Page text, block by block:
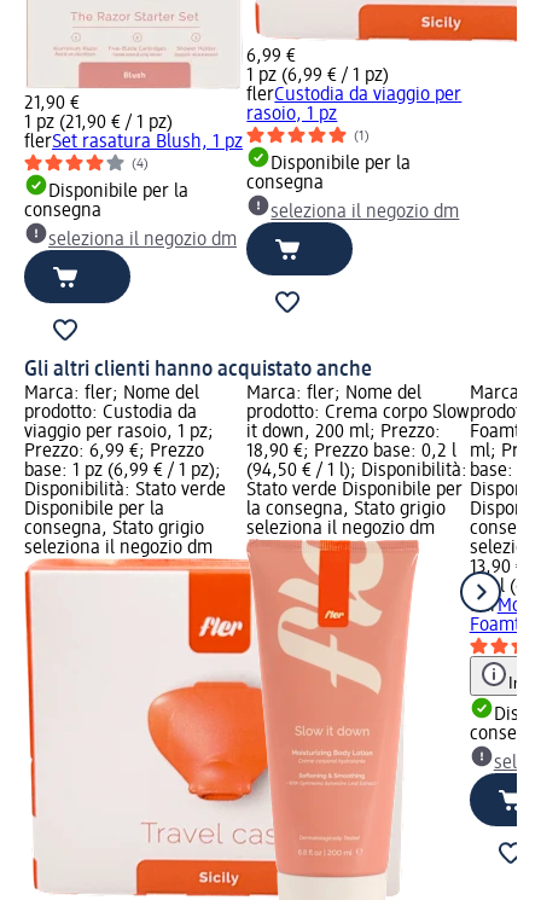
21,90 €
1 pz (21,90 € / 1 pz)
flerSet rasatura Blush, 1 pz
(4)
Disponibile per la
consegna
seleziona il negozio dm
6,99 €
1 pz (6,99 € / 1 pz)
flerCustodia da viaggio per
rasoio, 1 pz
(1)
Disponibile per la
consegna
seleziona il negozio dm
Gli altri clienti hanno acquistato anche
Marca: fler; Nome del
prodotto: Custodia da
viaggio per rasoio, 1 pz;
Prezzo: 6,99 €; Prezzo
base: 1 pz (6,99 € / 1 pz);
Disponibilità: Stato verde
Disponibile per la
consegna, Stato grigio
seleziona il negozio dm
Marca: fler; Nome del
prodotto: Crema corpo Slow
it down, 200 ml; Prezzo:
18,90 €; Prezzo base: 0,2 l
(94,50 € / 1 l); Disponibilità:
Stato verde Disponibile per
la consegna, Stato grigio
seleziona il negozio dm
Marca:
ml;
base:
13,90 €
0,2 l
fler